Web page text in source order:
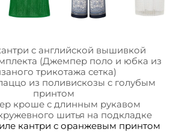
с английской вышивкой
(Джемпер поло и юбка из
трикотажа сетка)
из поливискозы с голубым
принтом
кроше с длинным рукавом
шитья на подкладке
кантри с оранжевым принтом